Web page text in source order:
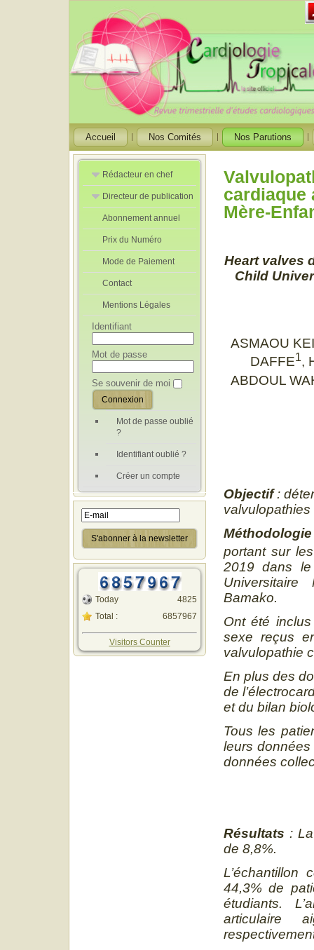
Accueil Nos Comités Nos Parutions
Rédacteur en chef
Rédacteurs en
Chef Adjoint
Directeur de publication
Directeur de
publication
adjoint
Abonnement annuel
Prix du Numéro
Mode de Paiement
Contact
Mentions Légales
Identifiant
Mot de passe
Se souvenir de moi
Mot de passe oublié
?
Identifiant oublié ?
Créer un compte
Today
Total :
4825
6857967
Visitors Counter
cardiaque
Mère-
Heart valves
Child
ASMAOU
DAFFE1,
ABDOUL
Objectif: dé
Méthodologie
portant sur
2019 dans le
Bamako.
Ont été
sexe reçus
valvulopathie
En plus des
de
et du bilan
Tous les
leurs
données
Résultats :
de 8,8%.
L’échantillon
44,3% de
étudiants.
articulaire